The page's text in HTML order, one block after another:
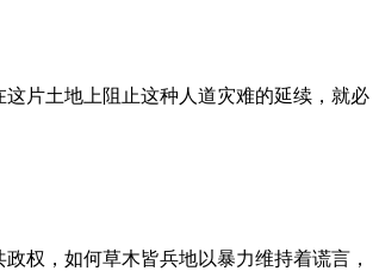
片土地上阻止这种人道灾难的延续，就必
权，如何草木皆兵地以暴力维持着谎言，